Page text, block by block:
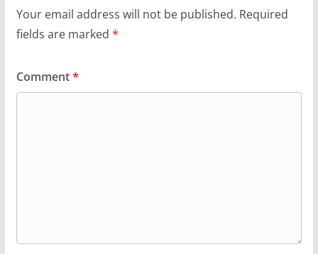
Your email address will not be published. Required
fields are marked *
Comment*